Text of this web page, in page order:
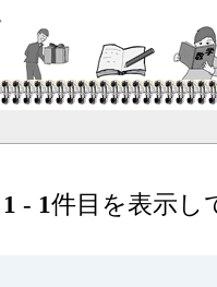
1 - 1件目を表示し